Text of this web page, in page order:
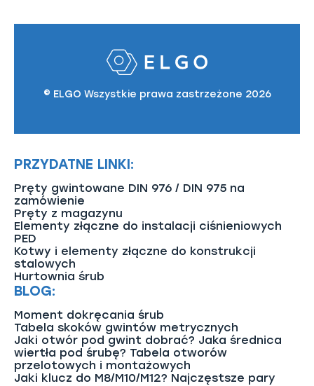
© ELGO Wszystkie prawa zastrzeżone 2026
PRZYDATNE LINKI:
Pręty gwintowane DIN 976 / DIN 975 na
zamówienie
Pręty z magazynu
Elementy złączne do instalacji ciśnieniowych
PED
Kotwy i elementy złączne do konstrukcji
stalowych
Hurtownia śrub
BLOG:
Moment dokręcania śrub
Tabela skoków gwintów metrycznych
Jaki otwór pod gwint dobrać? Jaka średnica
wiertła pod śrubę? Tabela otworów
przelotowych i montażowych
Jaki klucz do M8/M10/M12? Najczęstsze pary